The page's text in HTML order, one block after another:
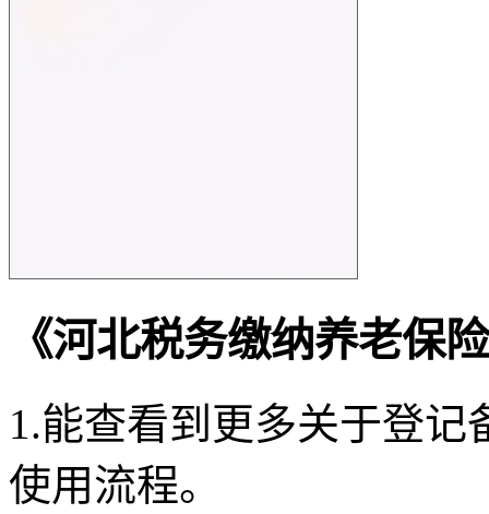
《河北税务缴纳养老保
1.能查看到更多关于登
使用流程。